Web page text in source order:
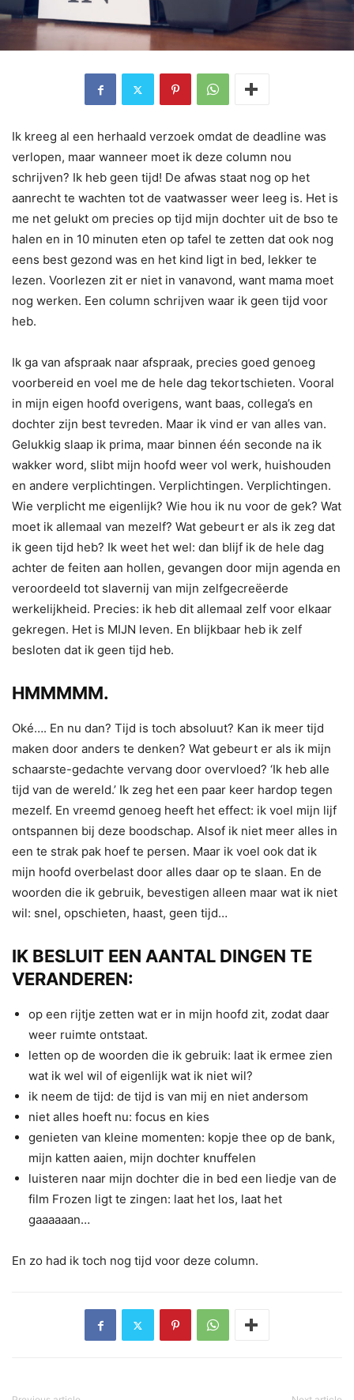
Ik kreeg al een herhaald verzoek omdat de deadline was
verlopen, maar wanneer moet ik deze column nou
schrijven? Ik heb geen tijd! De afwas staat nog op het
aanrecht te wachten tot de vaatwasser weer leeg is. Het is
me net gelukt om precies op tijd mijn dochter uit de bso te
halen en in 10 minuten eten op tafel te zetten dat ook nog
eens best gezond was en het kind ligt in bed, lekker te
lezen. Voorlezen zit er niet in vanavond, want mama moet
nog werken. Een column schrijven waar ik geen tijd voor
heb.
Ik ga van afspraak naar afspraak, precies goed genoeg
voorbereid en voel me de hele dag tekortschieten. Vooral
in mijn eigen hoofd overigens, want baas, collega’s en
dochter zijn best tevreden. Maar ik vind er van alles van.
Gelukkig slaap ik prima, maar binnen één seconde na ik
wakker word, slibt mijn hoofd weer vol werk, huishouden
en andere verplichtingen. Verplichtingen. Verplichtingen.
Wie verplicht me eigenlijk? Wie hou ik nu voor de gek? Wat
moet ik allemaal van mezelf? Wat gebeurt er als ik zeg dat
ik geen tijd heb? Ik weet het wel: dan blijf ik de hele dag
achter de feiten aan hollen, gevangen door mijn agenda en
veroordeeld tot slavernij van mijn zelfgecreëerde
werkelijkheid. Precies: ik heb dit allemaal zelf voor elkaar
gekregen. Het is MIJN leven. En blijkbaar heb ik zelf
besloten dat ik geen tijd heb.
HMMMMM.
Oké…. En nu dan? Tijd is toch absoluut? Kan ik meer tijd
maken door anders te denken? Wat gebeurt er als ik mijn
schaarste-gedachte vervang door overvloed? ‘Ik heb alle
tijd van de wereld.’ Ik zeg het een paar keer hardop tegen
mezelf. En vreemd genoeg heeft het effect: ik voel mijn lijf
ontspannen bij deze boodschap. Alsof ik niet meer alles in
een te strak pak hoef te persen. Maar ik voel ook dat ik
mijn hoofd overbelast door alles daar op te slaan. En de
woorden die ik gebruik, bevestigen alleen maar wat ik niet
wil: snel, opschieten, haast, geen tijd…
IK BESLUIT EEN AANTAL DINGEN TE
VERANDEREN:
op een rijtje zetten wat er in mijn hoofd zit, zodat daar
weer ruimte ontstaat.
letten op de woorden die ik gebruik: laat ik ermee zien
wat ik wel wil of eigenlijk wat ik niet wil?
ik neem de tijd: de tijd is van mij en niet andersom
niet alles hoeft nu: focus en kies
genieten van kleine momenten: kopje thee op de bank,
mijn katten aaien, mijn dochter knuffelen
luisteren naar mijn dochter die in bed een liedje van de
film Frozen ligt te zingen: laat het los, laat het
gaaaaaan…
En zo had ik toch nog tijd voor deze column.